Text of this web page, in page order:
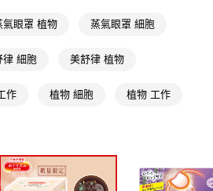
退款等相關疑問，請聯繫「AFTEE先享後付
供個人資料，並將交易相關給付款項請求債
瀏覽以下網址：
法定代理人或監護人之同意方可使用
意申辦者引起之損失，本公司不負相關責
以上)免運費
上)免運費
以上)免運費
氣眼罩 植物 蒸氣眼罩 細胞
律 細胞 美舒律 植物
作 植物 細胞 植物 工作